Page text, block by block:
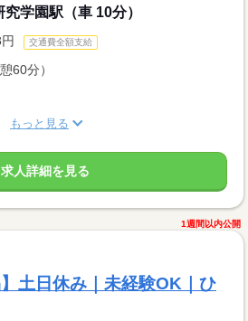
学園駅（車 10分）
交通費全額支給
60分）
もっと見る
求人詳細を見る
1週間以内公開
】土日休み｜未経験OK｜ひ